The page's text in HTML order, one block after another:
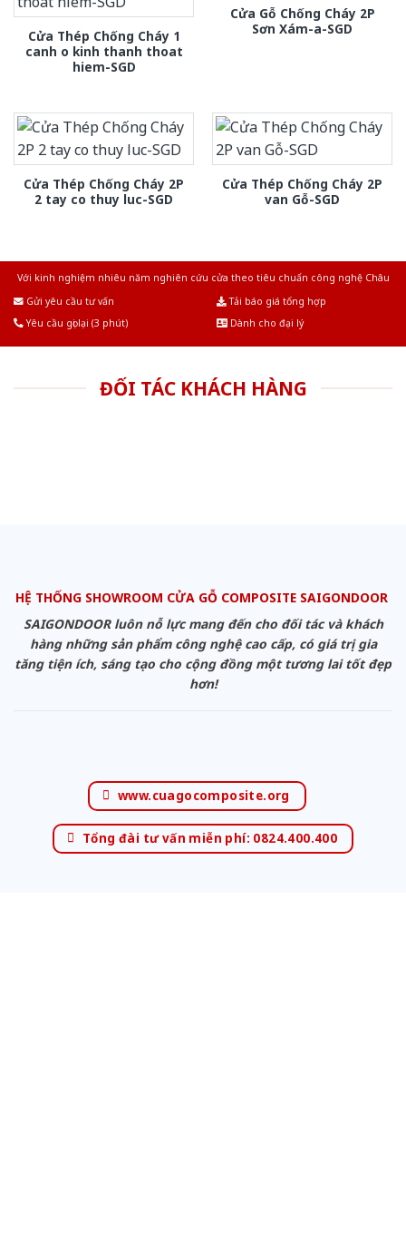
Cửa Thép Chống Cháy 1
canh o kinh thanh thoat
hiem-SGD
Cửa Gỗ Chống Cháy 2P
Sơn Xám-a-SGD
Cửa Thép Chống Cháy 2P
2 tay co thuy luc-SGD
Cửa Thép Chống Cháy 2P
van Gỗ-SGD
Với kinh nghiệm nhiêu năm nghiên cứu cửa theo tiêu chuẩn công nghệ Châu
Gửi yêu cầu tư vấn
Tải báo giá tổng hợp
Yêu cầu gọi lại (3 phút)
Dành cho đại lý
ĐỐI TÁC KHÁCH HÀNG
HỆ THỐNG SHOWROOM CỬA GỖ COMPOSITE SAIGONDOOR
SAIGONDOOR luôn nỗ lực mang đến cho đối tác và khách
hàng những sản phẩm công nghệ cao cấp, có giá trị gia
tăng tiện ích, sáng tạo cho cộng đồng một tương lai tốt đẹp
hơn!
www.cuagocomposite.org
Tổng đài tư vấn miễn phí: 0824.400.400